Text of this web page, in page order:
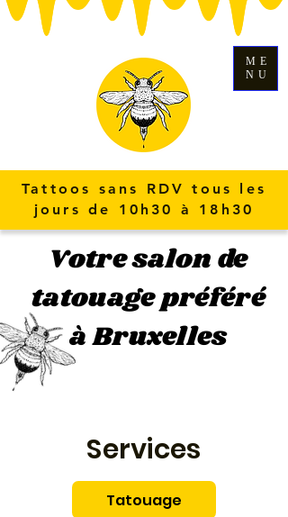
ME
NU
Tattoos sans RDV tous les
jours de 10h30 à 18h30
Votre salon de
tatouage préféré
à Bruxelles
Services
Tatouage